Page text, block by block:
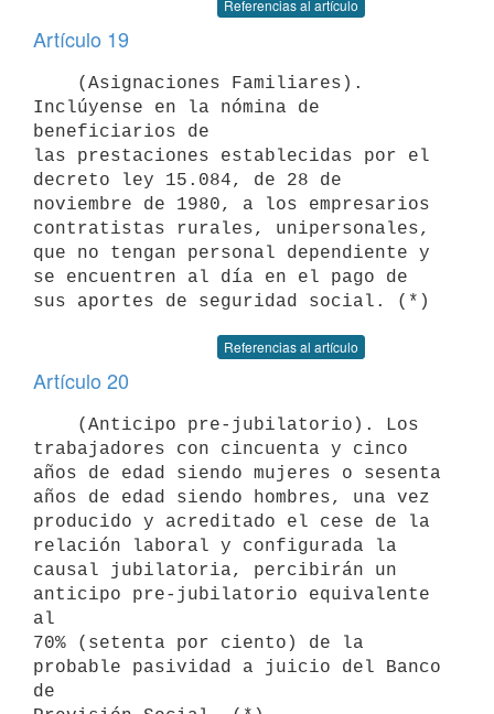
Referencias al artículo
Artículo 19
Inclúyense en la nómina de
beneficiarios de
las prestaciones establecidas por el
decreto ley 15.084, de 28 de
noviembre de 1980, a los empresarios
contratistas rurales, unipersonales,
que no tengan personal dependiente y
se encuentren al día en el pago de
Referencias al artículo
Artículo 20
trabajadores con cincuenta y cinco
años de edad siendo mujeres o sesenta
años de edad siendo hombres, una vez
producido y acreditado el cese de la
relación laboral y configurada la
causal jubilatoria, percibirán un
anticipo pre-jubilatorio equivalente
al
70% (setenta por ciento) de la
probable pasividad a juicio del Banco
de